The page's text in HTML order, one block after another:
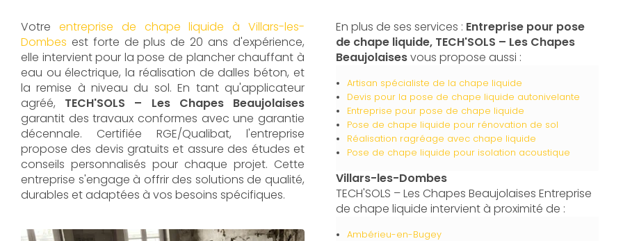
Votre entreprise de chape liquide à Villars-les-
Dombes est forte de plus de 20 ans d'expérience,
elle intervient pour la pose de plancher chauffant à
eau ou électrique, la réalisation de dalles béton, et
la remise à niveau du sol. En tant qu'applicateur
agréé, TECH'SOLS – Les Chapes Beaujolaises
garantit des travaux conformes avec une garantie
décennale. Certifiée RGE/Qualibat, l'entreprise
propose des devis gratuits et assure des études et
conseils personnalisés pour chaque projet. Cette
entreprise s'engage à offrir des solutions de qualité,
durables et adaptées à vos besoins spécifiques.
En plus de ses services : Entreprise pour pose
de chape liquide, TECH'SOLS – Les Chapes
Beaujolaisesvous propose aussi :
Artisan spécialiste de la chape liquide
Devis pour la pose de chape liquide autonivelante
Entreprise pour pose de chape liquide
Pose de chape liquide pour rénovation de sol
Réalisation ragréage avec chape liquide
Pose de chape liquide pour isolation acoustique
Villars-les-Dombes
TECH'SOLS – Les Chapes Beaujolaises Entreprise
de chape liquide intervient à proximité de :
Ambérieu-en-Bugey